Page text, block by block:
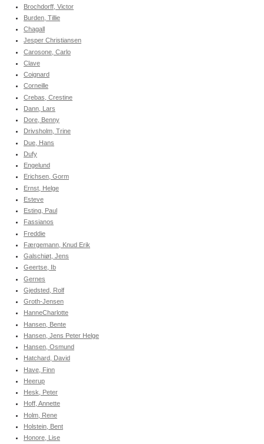
Brochdorff, Victor
Burden, Tillie
Chagall
Jesper Christiansen
Carosone, Carlo
Clave
Coignard
Corneille
Crebas, Crestine
Dann, Lars
Dore, Benny
Drivsholm, Trine
Due, Hans
Dufy
Engelund
Erichsen, Gorm
Ernst, Helge
Esteve
Esting, Paul
Fassianos
Freddie
Færgemann, Knud Erik
Galschiøt, Jens
Geertse, Ib
Gernes
Gjedsted, Rolf
Groth-Jensen
HanneCharlotte
Hansen, Bente
Hansen, Jens Peter Helge
Hansen, Osmund
Hatchard, David
Have, Finn
Heerup
Hesk, Peter
Hoff, Annette
Holm, Rene
Holstein, Bent
Honore, Lise